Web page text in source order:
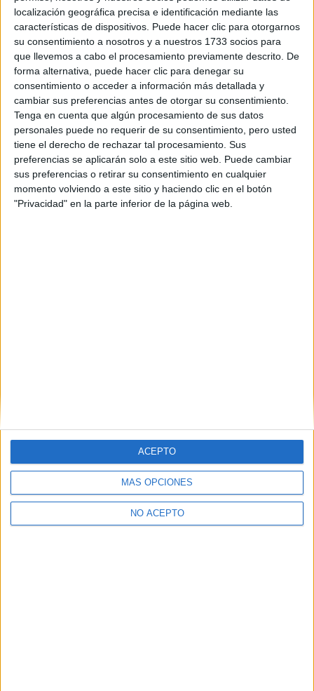
localización geográfica precisa e identificación mediante las
características de dispositivos. Puede hacer clic para otorgarnos
su consentimiento a nosotros y a nuestros 1733 socios para
que llevemos a cabo el procesamiento previamente descrito. De
forma alternativa, puede hacer clic para denegar su
consentimiento o acceder a información más detallada y
cambiar sus preferencias antes de otorgar su consentimiento.
Tenga en cuenta que algún procesamiento de sus datos
personales puede no requerir de su consentimiento, pero usted
tiene el derecho de rechazar tal procesamiento. Sus
preferencias se aplicarán solo a este sitio web. Puede cambiar
sus preferencias o retirar su consentimiento en cualquier
momento volviendo a este sitio y haciendo clic en el botón
"Privacidad" en la parte inferior de la página web.
MÁS OPCIONES
NO ACEPTO
ACEPTO
aunque mis objetivos no tengan mucho que ver con la
Comunicación Audiovisual y aunque no lo estudiara en la
fcom si no en un centro adscrito.
Muchas gracias.
Inicio
Etiquetas: La universidad - un mundo Periodismo